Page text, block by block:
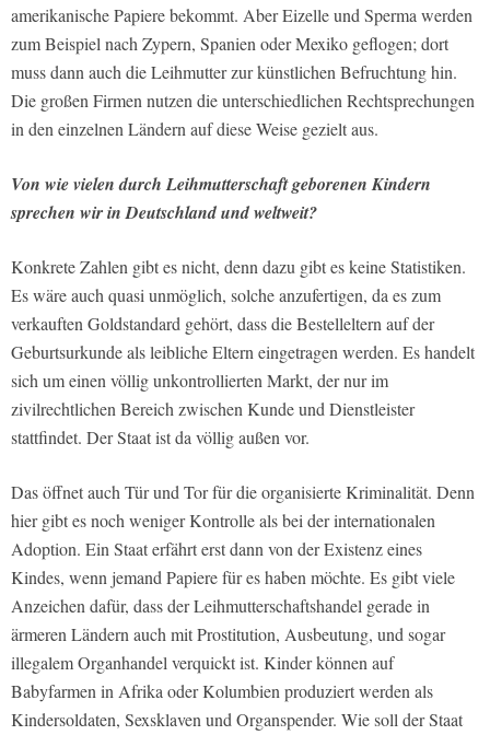
amerikanische Papiere bekommt. Aber Eizelle und Sperma werden
zum Beispiel nach Zypern, Spanien oder Mexiko geflogen; dort
muss dann auch die Leihmutter zur künstlichen Befruchtung hin.
Die großen Firmen nutzen die unterschiedlichen Rechtsprechungen
in den einzelnen Ländern auf diese Weise gezielt aus.
Von wie vielen durch Leihmutterschaft geborenen Kindern
sprechen wir in Deutschland und weltweit?
Konkrete Zahlen gibt es nicht, denn dazu gibt es keine Statistiken.
Es wäre auch quasi unmöglich, solche anzufertigen, da es zum
verkauften Goldstandard gehört, dass die Bestelleltern auf der
Geburtsurkunde als leibliche Eltern eingetragen werden. Es handelt
sich um einen völlig unkontrollierten Markt, der nur im
zivilrechtlichen Bereich zwischen Kunde und Dienstleister
stattfindet. Der Staat ist da völlig außen vor.
Das öffnet auch Tür und Tor für die organisierte Kriminalität. Denn
hier gibt es noch weniger Kontrolle als bei der internationalen
Adoption. Ein Staat erfährt erst dann von der Existenz eines
Kindes, wenn jemand Papiere für es haben möchte. Es gibt viele
Anzeichen dafür, dass der Leihmutterschaftshandel gerade in
ärmeren Ländern auch mit Prostitution, Ausbeutung, und sogar
illegalem Organhandel verquickt ist. Kinder können auf
Babyfarmen in Afrika oder Kolumbien produziert werden als
Kindersoldaten, Sexsklaven und Organspender. Wie soll der Staat